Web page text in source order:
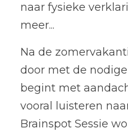
naar fysieke
meer...
Na de
door met de
begint met
vooral luisteren
Brainspot Sessie